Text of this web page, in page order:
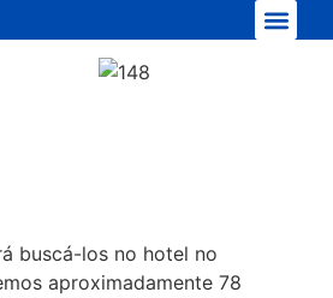
buscá-los no hotel no
aproximadamente 78